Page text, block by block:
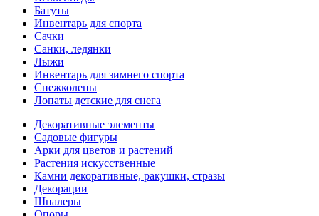
Батуты
Инвентарь для спорта
Сачки
Санки, ледянки
Лыжи
Инвентарь для зимнего спорта
Снежколепы
Лопаты детские для снега
Декоративные элементы
Садовые фигуры
Арки для цветов и растений
Растения искусственные
Камни декоративные, ракушки, стразы
Декорации
Шпалеры